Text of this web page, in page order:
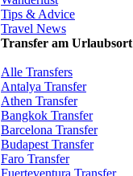
Tips & Advice
Travel News
Transfer am Urlaubsort
Alle Transfers
Antalya Transfer
Athen Transfer
Bangkok Transfer
Barcelona Transfer
Budapest Transfer
Faro Transfer
Fuerteventura Transfer